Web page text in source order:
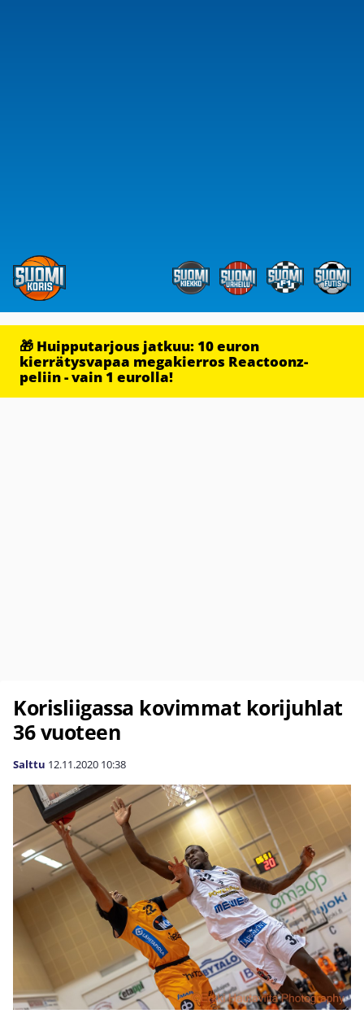
🎁 Huipputarjous jatkuu: 10 euron
kierrätysvapaa megakierros Reactoonz-
peliin - vain 1 eurolla!
Korisliigassa kovimmat korijuhlat
36 vuoteen
Salttu 12.11.2020 10:38